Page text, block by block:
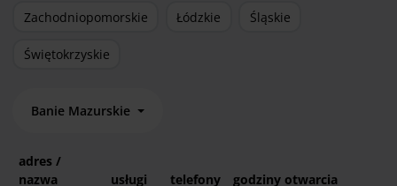
Zachodniopomorskie Łódzkie Śląskie
Świętokrzyskie
Banie Mazurskie
adres /
nazwa
usługi telefony
godziny otwarcia